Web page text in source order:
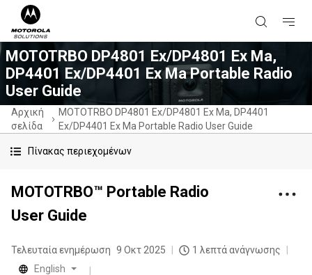
MOTOTRBO DP4801 Ex/DP4801 Ex Ma,
DP4401 Ex/DP4401 Ex Ma Portable Radio
User Guide
Αρχική
σελίδα
MOTOTRBO DP4801 Ex/DP4801 Ex Ma, DP4401
Ex/DP4401 Ex Ma Portable Radio User Guide
Πίνακας περιεχομένων
MOTOTRBO™ Portable Radio
User Guide
Τελευταία ενημέρωση 9 Οκτ 2025
1 λεπτά ανάγνωσης
English